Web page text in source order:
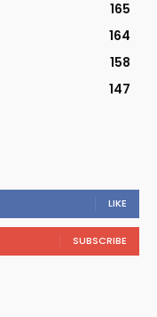
165
164
158
147
LIKE
SUBSCRIBE